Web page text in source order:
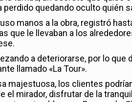
quedando oculto quién
manos a la obra, registró
que le llevaban a los
a deteriorarse, por lo que
llamado «La Tour».
majestuosa, los clientes
el mirador, disfrutar de la